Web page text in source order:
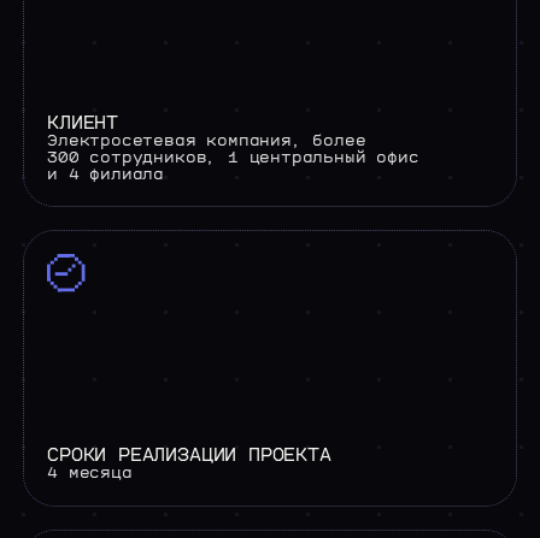
КЛИЕНТ
Электросетевая компания, более
300 сотрудников, 1 центральный офис
и 4 филиала
СРОКИ РЕАЛИЗАЦИИ ПРОЕКТА
4 месяца